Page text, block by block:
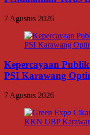
7 Agustus 2026
Kepercayaan
PSI Karawang
7 Agustus 2026